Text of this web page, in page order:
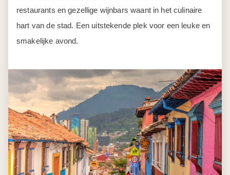
restaurants en gezellige wijnbars waant in het culinaire
hart van de stad. Een uitstekende plek voor een leuke en
smakelijke avond.